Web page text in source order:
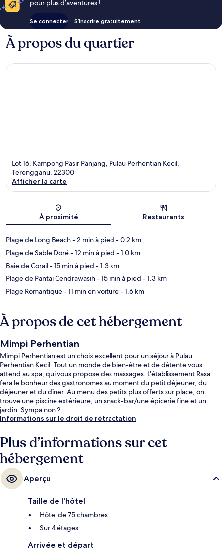
pour plus d’aventures !
Se connecter S’inscrire gratuitement
À propos du quartier
Lot 16, Kampong Pasir Panjang, Pulau Perhentian Kecil,
Terengganu, 22300
Afficher la carte
À proximité Restaurants
Plage de Long Beach- 2 min à pied - 0.2 km
Plage de Sable Doré- 12 min à pied - 1.0 km
Baie de Corail- 15 min à pied - 1.3 km
Plage de Pantai Cendrawasih- 15 min à pied - 1.3 km
Plage Romantique- 11 min en voiture- 1.6 km
À propos de cet hébergement
Mimpi Perhentian
Mimpi Perhentian est un choix excellent pour un séjour à Pulau
Perhentian Kecil. Tout un monde de bien-être et de détente vous
attend au spa, qui vous propose des massages. L'établissement Rasa
fera le bonheur des gastronomes au moment du petit déjeuner, du
déjeuner et du dîner. Au menu des petits plus offerts sur place, on
trouve une piscine extérieure, un snack-bar/une épicerie fine et un
jardin. Sympa non ?
Informations sur le droit de rétractation
Plus d’informations sur cet
hébergement
Aperçu
Taille de l'hôtel
Hôtel de 75 chambres
Sur 4 étages
Arrivée et départ